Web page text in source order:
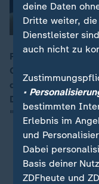
00:16
Pop-Ikone Herbert
Geburtstag. Mit
den bekanntesten
Durchbruch erlebte
"Bochum".
deine Daten
Dritte weiter,
Dienstleister
auch nicht zu
•
bestimmten
Erlebnis im
und
Dabei
Basis deiner
ZDFheute und